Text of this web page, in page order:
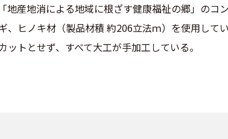
地産地消による地域に根ざす健康福祉の郷」のコ
、ヒノキ材（製品材積 約206立法ｍ）を使用して
トとせず、すべて大工が手加工している。